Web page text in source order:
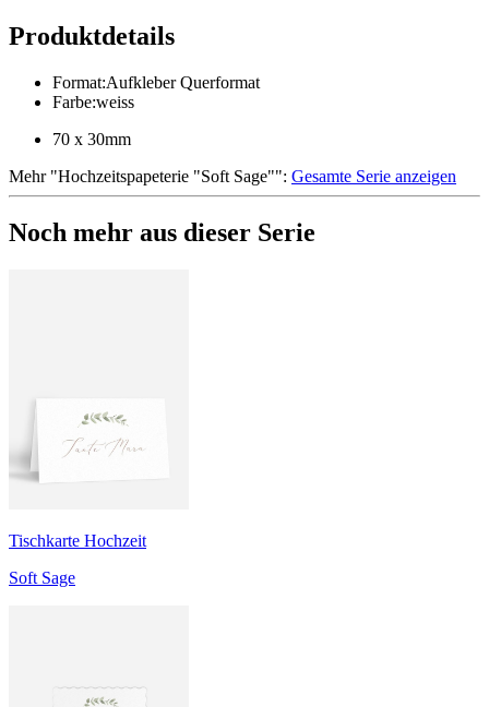
Produktdetails
Format:Aufkleber Querformat
Farbe:weiss
70 x 30mm
Mehr"Hochzeitspapeterie "Soft Sage"": Gesamte Serie anzeigen
Noch mehr aus dieser Serie
Tischkarte Hochzeit
Soft Sage